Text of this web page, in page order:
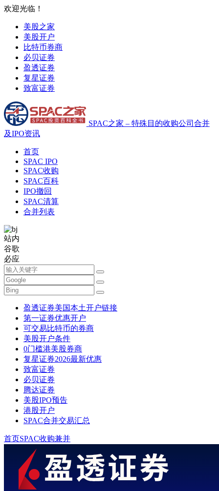
欢迎光临！
美股之家
美股开户
比特币券商
必贝证券
盈透证券
复星证券
致富证券
SPAC之家 – 特殊目的收购公司合并
及IPO资讯
首页
SPAC IPO
SPAC收购
SPAC百科
IPO撤回
SPAC清算
合并列表
站内
谷歌
必应
盈透证券美国本土开户链接
第一证券优惠开户
可交易比特币的券商
美股开户条件
0门槛港美股券商
复星证券2026最新优惠
致富证券
必贝证券
腾达证券
美股IPO预告
港股开户
SPAC合并交易汇总
首页SPAC收购兼并